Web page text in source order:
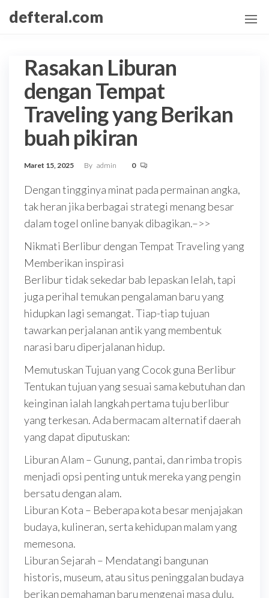
Skip
content
defteral.com
Rasakan Liburan
dengan Tempat
Traveling yang Berikan
buah pikiran
Maret 15, 2025 By admin 0
Dengan tingginya minat pada permainan angka,
tak heran jika berbagai strategi menang besar
dalam togel online banyak dibagikan.–>>
Nikmati Berlibur dengan Tempat Traveling yang
Memberikan inspirasi
Berlibur tidak sekedar bab lepaskan lelah, tapi
juga perihal temukan pengalaman baru yang
hidupkan lagi semangat. Tiap-tiap tujuan
tawarkan perjalanan antik yang membentuk
narasi baru diperjalanan hidup.
Memutuskan Tujuan yang Cocok guna Berlibur
Tentukan tujuan yang sesuai sama kebutuhan dan
keinginan ialah langkah pertama tuju berlibur
yang terkesan. Ada bermacam alternatif daerah
yang dapat diputuskan:
Liburan Alam – Gunung, pantai, dan rimba tropis
menjadi opsi penting untuk mereka yang pengin
bersatu dengan alam.
Liburan Kota – Beberapa kota besar menjajakan
budaya, kulineran, serta kehidupan malam yang
memesona.
Liburan Sejarah – Mendatangi bangunan
historis, museum, atau situs peninggalan budaya
berikan pemahaman baru mengenai masa dulu.